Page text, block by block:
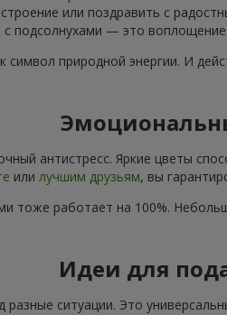
или поздравить с
подсолнухами — это
природной энергии. И
антистресс. Яркие цветы
или лучшим друзьям, вы
тоже работает на 100%.
Идеи для
разные ситуации. Это